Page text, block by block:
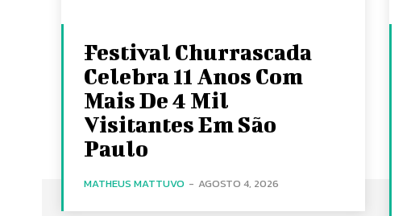
Festival Churrascada
Celebra 11 Anos Com
Mais De 4 Mil
Visitantes Em São
Paulo
MATHEUS MATTUVO - AGOSTO 4, 2026